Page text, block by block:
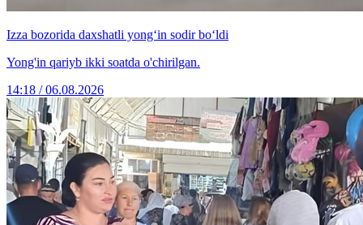
Izza bozorida daxshatli yong‘in sodir bo‘ldi
Yong'in qariyb ikki soatda o'chirilgan.
14:18 / 06.08.2026